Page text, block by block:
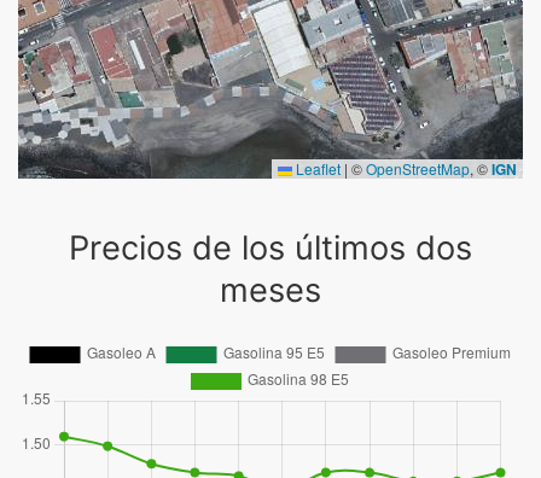
Leaflet | ©OpenStreetMap, ©IGN
Precios de los últimos dos
meses